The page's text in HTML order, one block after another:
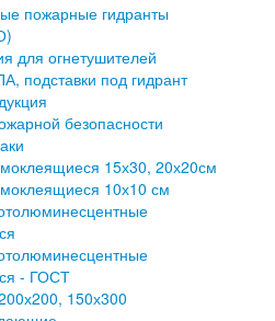
пожарные гидранты
для огнетушителей
подставки под гидрант
безопасности
15х30, 20х20см
10х10 см
- ГОСТ
150х300